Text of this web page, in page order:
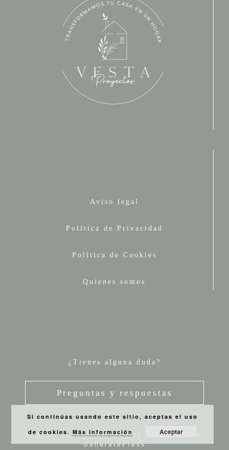
Aviso legal
Política de Privacidad
Política de Cookies
Quienes somos
¿Tienes alguna duda?
Preguntas y respuestas
© 2026 VESTA PROYECTOS
• Creado con
GeneratePress
Si continúas usando este sitio, aceptas el uso
de cookies.Más información Aceptar